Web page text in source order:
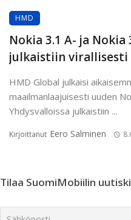
HMD
Nokia 3.1 A- ja
julkaistiin virallisesti
HMD Global julkaisi
maailmanlaajuisesti uuden
Yhdysvalloissa julkaistiin ...
Kirjoittanut Eero Salminen
Tilaa SuomiMobiilin